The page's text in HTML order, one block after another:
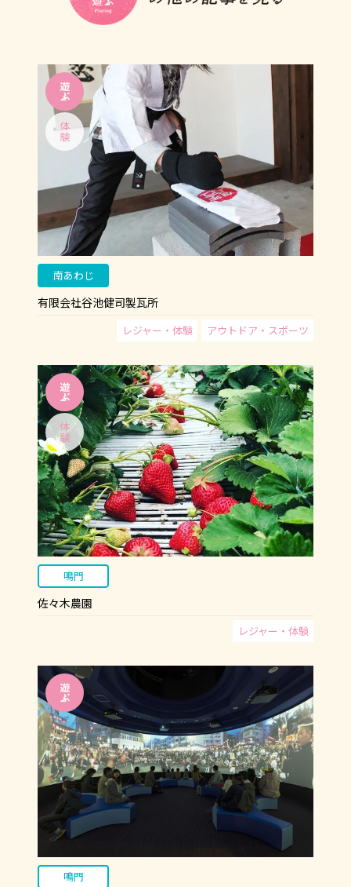
南あわじ
有限会社谷池健司製瓦所
レジャー・体験 アウトドア・スポーツ
鳴門
佐々木農園
レジャー・体験
鳴門